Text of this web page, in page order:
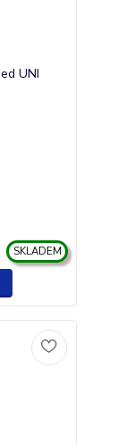
SKLADEM